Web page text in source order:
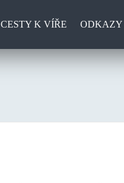
CESTY K VÍŘE ODKAZY